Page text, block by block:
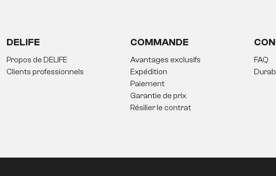
DELIFE
Propos de DELIFE
Clients professionnels
COMMANDE
Avantages exclusifs
Expédition
Paiement
Garantie de prix
Résilier le contrat
FAQ